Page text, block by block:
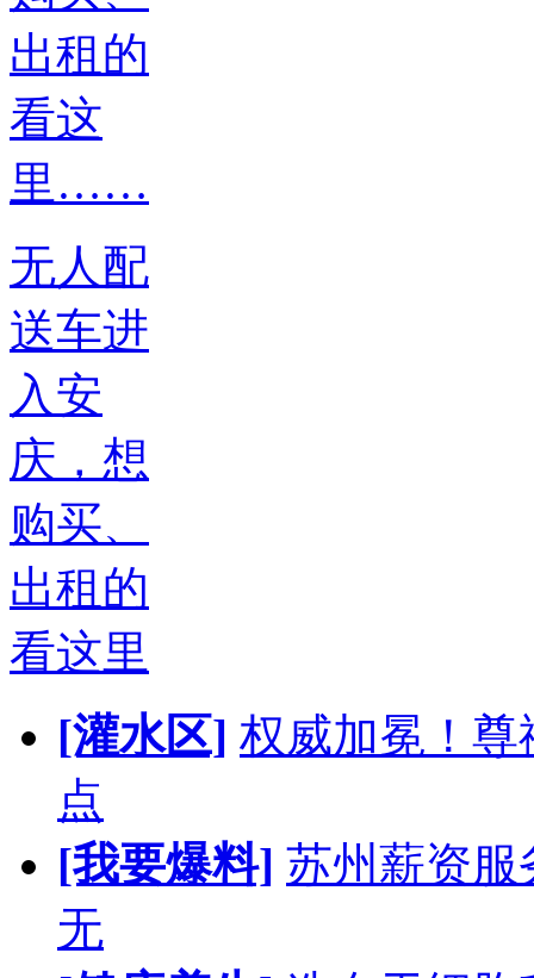
无人配
送车进
入安
庆，想
购买、
出租的
看这里
[灌水区] 权威加冕！
点
[我要爆料] 苏州薪资服
无